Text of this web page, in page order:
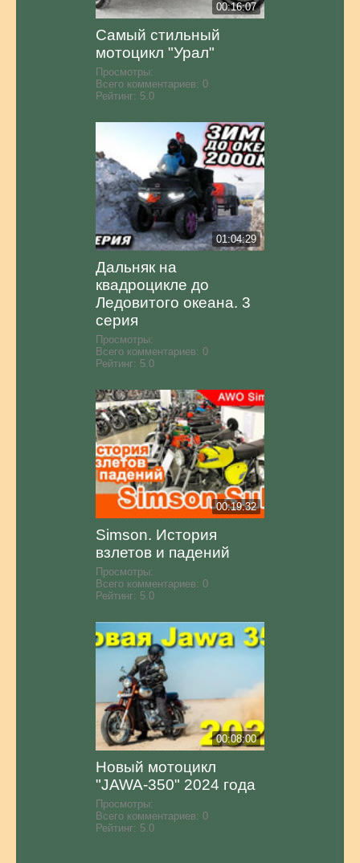
00:16:07
Самый стильный
мотоцикл "Урал"
Просмотры:
Всего комментариев: 0
Рейтинг: 5.0
01:04:29
Дальняк на
квадроцикле до
Ледовитого океана. 3
серия
Просмотры:
Всего комментариев: 0
Рейтинг: 5.0
00:19:32
Simson. История
взлетов и падений
Просмотры:
Всего комментариев: 0
Рейтинг: 5.0
00:08:00
Новый мотоцикл
"JAWA-350" 2024 года
Просмотры:
Всего комментариев: 0
Рейтинг: 5.0